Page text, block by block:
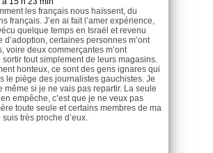
les français nous haïssent, du
français. J’en ai fait l’amer expérience,
quelque temps en Israël et revenu
d’adoption, certaines personnes m’ont
voire deux commerçantes m’ont
tout simplement de leurs magasins.
honteux, ce sont des gens ignares qui
le piège des journalistes gauchistes. Je
même si je ne vais pas repartir. La seule
empêche, c’est que je ne veux pas
toute seule et certains membres de ma
très proche d’eux.